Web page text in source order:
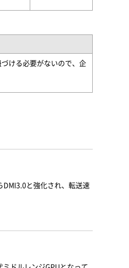
ける必要がないので、企
と強化され、転送速